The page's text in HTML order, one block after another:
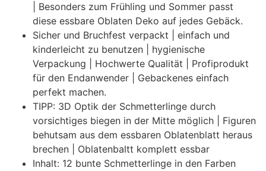
| Besonders zum Frühling und Sommer passt
diese essbare Oblaten Deko auf jedes Gebäck.
Sicher und Bruchfest verpackt | einfach und
kinderleicht zu benutzen | hygienische
Verpackung | Hochwerte Qualität | Profiprodukt
für den Endanwender | Gebackenes einfach
perfekt machen.
TIPP: 3D Optik der Schmetterlinge durch
vorsichtiges biegen in der Mitte möglich | Figuren
behutsam aus dem essbaren Oblatenblatt heraus
brechen | Oblatenbaltt komplett essbar
Inhalt: 12 bunte Schmetterlinge in den Farben